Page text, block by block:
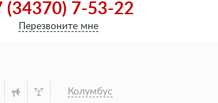
(34370) 7-53-22
Перезвоните мне
Колумбус